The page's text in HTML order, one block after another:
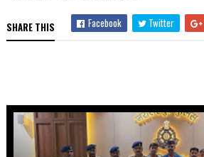
SHARE THIS Facebook Twitter